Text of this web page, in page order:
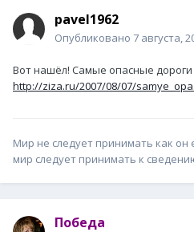
pavel1962
Опубликовано 7 августа,
Вот нашёл! Самые опасные дороги
http://ziza.ru/2007/08/07/
Мир не следует принимать как он
мир следует принимать к
Победа